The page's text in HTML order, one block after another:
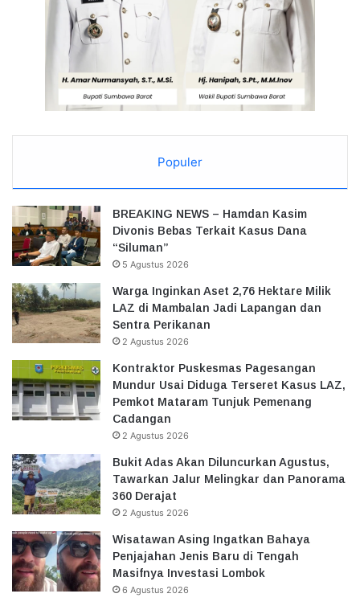
Populer
BREAKING NEWS – Hamdan Kasim
Divonis Bebas Terkait Kasus Dana
“Siluman”
5 Agustus 2026
Warga Inginkan Aset 2,76 Hektare Milik
LAZ di Mambalan Jadi Lapangan dan
Sentra Perikanan
2 Agustus 2026
Kontraktor Puskesmas Pagesangan
Mundur Usai Diduga Terseret Kasus LAZ,
Pemkot Mataram Tunjuk Pemenang
Cadangan
2 Agustus 2026
Bukit Adas Akan Diluncurkan Agustus,
Tawarkan Jalur Melingkar dan Panorama
360 Derajat
2 Agustus 2026
Wisatawan Asing Ingatkan Bahaya
Penjajahan Jenis Baru di Tengah
Masifnya Investasi Lombok
6 Agustus 2026